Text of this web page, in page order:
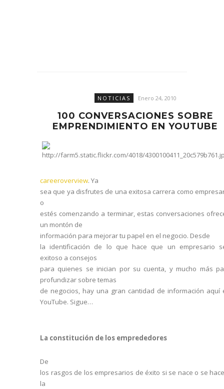
NOTICIAS Enero 24, 2010
100 CONVERSACIONES SOBRE
EMPRENDIMIENTO EN YOUTUBE
careeroverview. Ya
sea que ya disfrutes de una exitosa carrera como
o
estés comenzando a terminar, estas conversaciones
un montón de
información para mejorar tu papel en el negocio. Desde
la identificación de lo que hace que un empresario
exitoso a consejos
para quienes se inician por su cuenta, y mucho más
profundizar sobre temas
de negocios, hay una gran cantidad de información aquí
YouTube. Sigue…
La constitución de los emprededores
De
los rasgos de los empresarios de éxito si se nace o se
la